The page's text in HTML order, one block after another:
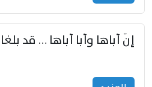
إنّ أباها وأبا أباها … قد